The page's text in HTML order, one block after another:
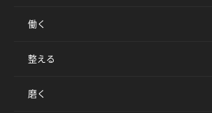
働く
整える
磨く